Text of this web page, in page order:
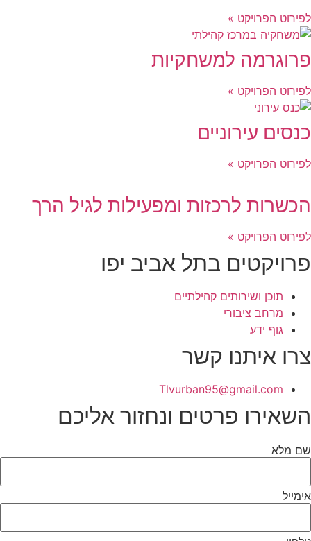
לפירוט הפרויקט »
פרוגרמה למשחקיות
לפירוט הפרויקט »
כנסים עירוניים
לפירוט הפרויקט »
הכשרות לרכזות ומפעילות לגיל הרך
לפירוט הפרויקט »
פרויקטים בתל אביב יפו
תוכן ושירותים קהילתיים
מרחב ציבורי
גוף ידע
צרו איתנו קשר
Tlvurban95@gmail.com
השאירו פרטים ונחזור אליכם
שם מלא
אימייל